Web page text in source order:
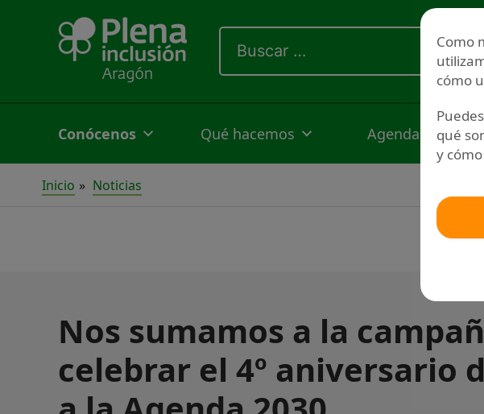
contenido
por:
Conócenos Qué hacemos Agenda
Inicio Noticias
Nos sumamos a la
celebrar el 4º aniversario
Como
cómo
qué
y